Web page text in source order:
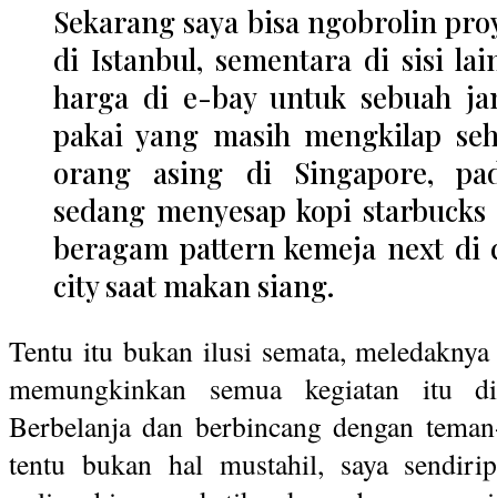
Sekarang saya bisa ngobrolin
di Istanbul, sementara di sisi
harga di e-bay untuk sebuah
pakai yang masih mengkilap
orang asing di Singapore,
sedang menyesap kopi
beragam pattern kemeja next di
city saat makan siang.
Tentu itu bukan ilusi semata,
memungkinkan semua kegiatan itu
Berbelanja dan berbincang dengan
ten­tu bukan hal mustahil, saya